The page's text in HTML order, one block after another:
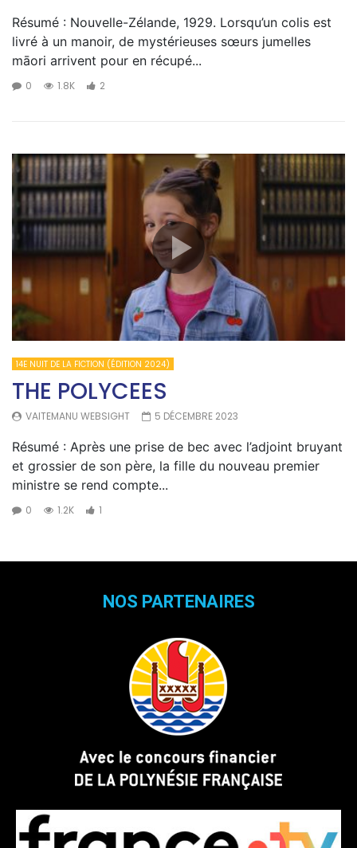
Résumé : Nouvelle-Zélande, 1929. Lorsqu’un colis est
livré à un manoir, de mystérieuses sœurs jumelles
māori arrivent pour en récupé...
0 1.8K 2
14E NUIT DE LA FICTION (ÉDITION 2024)
THE POLYCEES
VAITEMANU WEBSIGHT 5 DÉCEMBRE 2023
Résumé : Après une prise de bec avec l’adjoint bruyant
et grossier de son père, la fille du nouveau premier
ministre se rend compte...
0 1.2K 1
NOS PARTENAIRES